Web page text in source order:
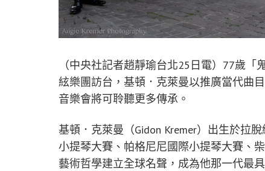
（中央社記者趙靜瑜台北25日電）77歲
絃樂團訪台，基頓．克萊曼以推廣當代曲
音樂會將可聆聽更多傳承。
基頓．克萊曼（Gidon Kremer）出生於拉
小提琴大賽、帕格尼尼國際小提琴大賽、
藝術哲學建立全球名聲，成為他那一代最